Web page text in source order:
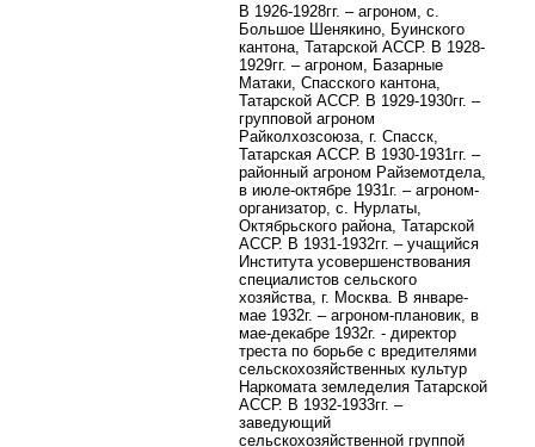
В 1926-1928гг. – агроном, с.
Большое Шенякино, Буинского
кантона, Татарской АССР. В 1928-
1929гг. – агроном, Базарные
Матаки, Спасского кантона,
Татарской АССР. В 1929-1930гг. –
групповой агроном
Райколхозсоюза, г. Спасск,
Татарская АССР. В 1930-1931гг. –
районный агроном Райземотдела,
в июле-октябре 1931г. – агроном-
организатор, с. Нурлаты,
Октябрьского района, Татарской
АССР. В 1931-1932гг. – учащийся
Института усовершенствования
специалистов сельского
хозяйства, г. Москва. В январе-
мае 1932г. – агроном-плановик, в
мае-декабре 1932г. - директор
треста по борьбе с вредителями
сельскохозяйственных культур
Наркомата земледелия Татарской
АССР. В 1932-1933гг. –
заведующий
сельскохозяйственной группой